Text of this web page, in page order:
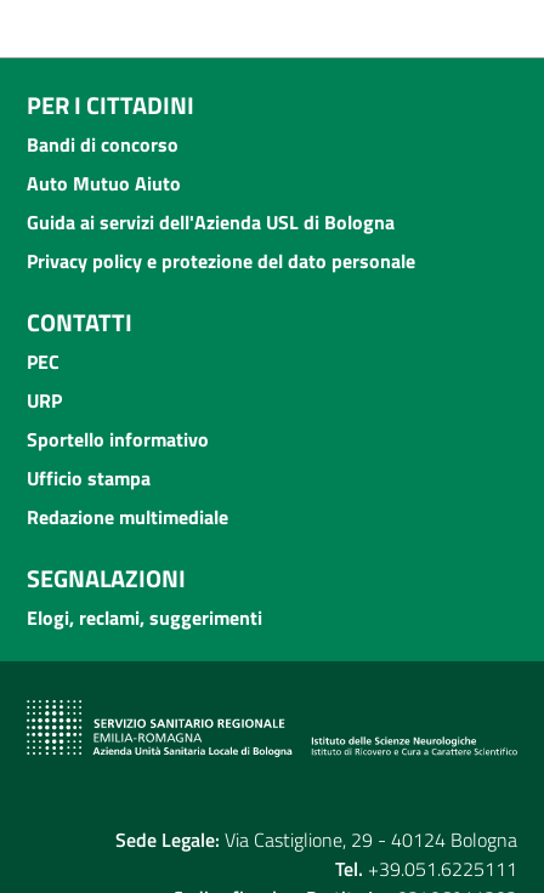
PER I CITTADINI
Bandi di concorso
Auto Mutuo Aiuto
Guida ai servizi dell'Azienda USL di Bologna
Privacy policy e protezione del dato personale
CONTATTI
PEC
URP
Sportello informativo
Ufficio stampa
Redazione multimediale
SEGNALAZIONI
Elogi, reclami, suggerimenti
Sede Legale: Via Castiglione, 29 - 40124 Bologna
Tel. +39.051.6225111